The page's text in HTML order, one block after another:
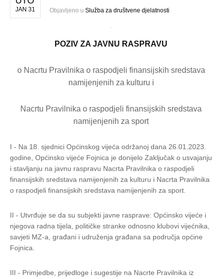
JAN 31 Objavljeno u Služba za društvene djelatnosti
POZIV ZA JAVNU RASPRAVU
o Nacrtu Pravilnika o raspodjeli finansijskih sredstava
namijenjenih za kulturu i
Nacrtu Pravilnika o raspodjeli finansijskih sredstava
namijenjenih za sport
I - Na 18. sjednici Općinskog vijeća održanoj dana 26.01.2023.
godine, Općinsko vijeće Fojnica je donijelo Zaključak o usvajanju
i stavljanju na javnu raspravu Nacrta Pravilnika o raspodjeli
finansijskih sredstava namijenjenih za kulturu i Nacrta Pravilnika
o raspodjeli finansijskih sredstava namijenjenih za sport.
II - Utvrđuje se da su subjekti javne rasprave: Općinsko vijeće i
njegova radna tijela, političke stranke odnosno klubovi vijećnika,
savjeti MZ-a, građani i udruženja građana sa područja općine
Fojnica.
III - Primjedbe, prijedloge i sugestije na Nacrte Pravilnika iz